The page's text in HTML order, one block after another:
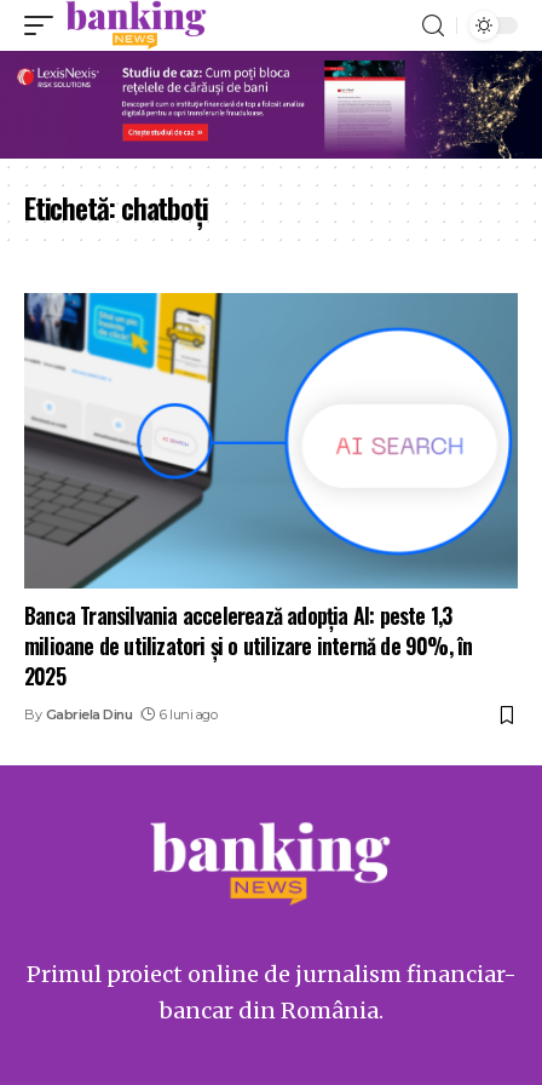
Etichetă:chatboți
Banca Transilvania accelerează adopția AI: peste 1,3
milioane de utilizatori și o utilizare internă de 90%, în
2025
By Gabriela Dinu 6 luni ago
Primul proiect online de jurnalism financiar-
bancar din România.